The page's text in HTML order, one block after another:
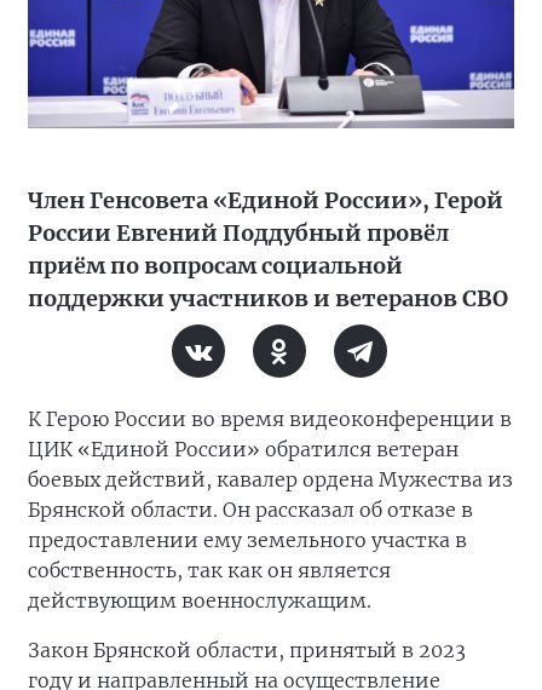
Член Генсовета «Единой России», Герой
России Евгений Поддубный провёл
приём по вопросам социальной
поддержки участников и ветеранов СВО
К Герою России во время видеоконференции в
ЦИК «Единой России» обратился ветеран
боевых действий, кавалер ордена Мужества из
Брянской области. Он рассказал об отказе в
предоставлении ему земельного участка в
собственность, так как он является
действующим военнослужащим.
Закон Брянской области, принятый в 2023
году и направленный на осуществление